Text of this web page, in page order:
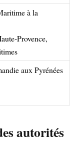
à la
aux Pyrénées
autorités